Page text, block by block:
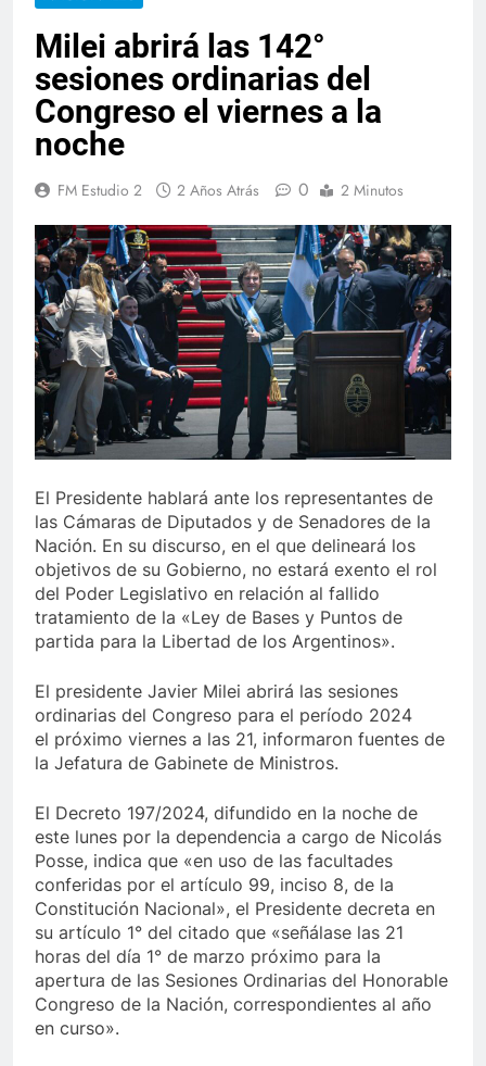
Milei abrirá las 142°
sesiones ordinarias del
Congreso el viernes a la
noche
FM Estudio 2 2 Años Atrás 0 2 Minutos
El Presidente hablará ante los representantes de
las Cámaras de Diputados y de Senadores de la
Nación. En su discurso, en el que delineará los
objetivos de su Gobierno, no estará exento el rol
del Poder Legislativo en relación al fallido
tratamiento de la «Ley de Bases y Puntos de
partida para la Libertad de los Argentinos».
El presidente Javier Milei abrirá las sesiones
ordinarias del Congreso para el período 2024
el próximo viernes a las 21, informaron fuentes de
la Jefatura de Gabinete de Ministros.
El Decreto 197/2024, difundido en la noche de
este lunes por la dependencia a cargo de Nicolás
Posse, indica que «en uso de las facultades
conferidas por el artículo 99, inciso 8, de la
Constitución Nacional», el Presidente decreta en
su artículo 1° del citado que «señálase las 21
horas del día 1° de marzo próximo para la
apertura de las Sesiones Ordinarias del Honorable
Congreso de la Nación, correspondientes al año
en curso».